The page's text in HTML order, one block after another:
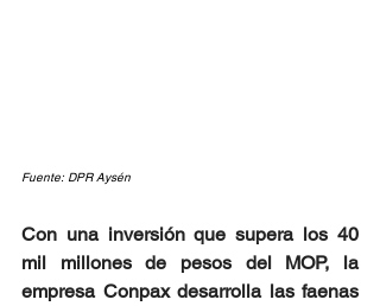
Fuente: DPR Aysén
Con una inversión que supera los 40
mil millones de pesos del MOP, la
empresa Conpax desarrolla las faenas